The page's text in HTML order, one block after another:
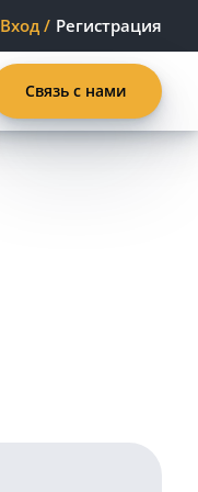
Вход / Регистрация
Связь с нами